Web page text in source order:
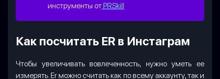
инструменты отPRSkill
Как посчитать ER в Инстаграм
Чтобы увеличивать вовлеченность, нужно уметь ее
измерять. Er можно считать как по всему аккаунту, так и